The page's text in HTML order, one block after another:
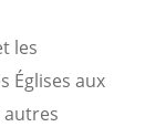
les
Églises aux
autres